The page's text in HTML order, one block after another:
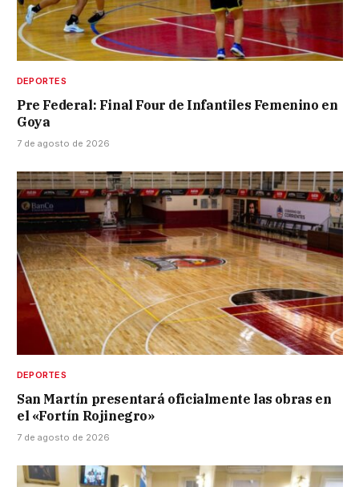
DEPORTES
Pre Federal: Final Four de Infantiles Femenino en
Goya
7 de agosto de 2026
DEPORTES
San Martín presentará oficialmente las obras en
el «Fortín Rojinegro»
7 de agosto de 2026